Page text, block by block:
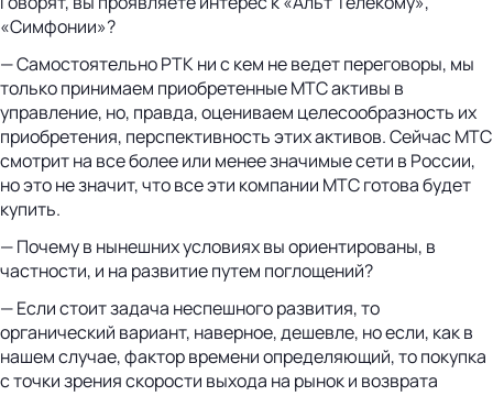
«Симфонии»?
— Самостоятельно РТК ни с кем не ведет переговоры, мы
только принимаем приобретенные МТС активы в
управление, но, правда, оцениваем целесообразность их
приобретения, перспективность этих активов. Сейчас МТС
смотрит на все более или менее значимые сети в России,
но это не значит, что все эти компании МТС готова будет
купить.
— Почему в нынешних условиях вы ориентированы, в
частности, и на развитие путем поглощений?
— Если стоит задача неспешного развития, то
органический вариант, наверное, дешевле, но если, как в
нашем случае, фактор времени определяющий, то покупка
с точки зрения скорости выхода на рынок и возврата